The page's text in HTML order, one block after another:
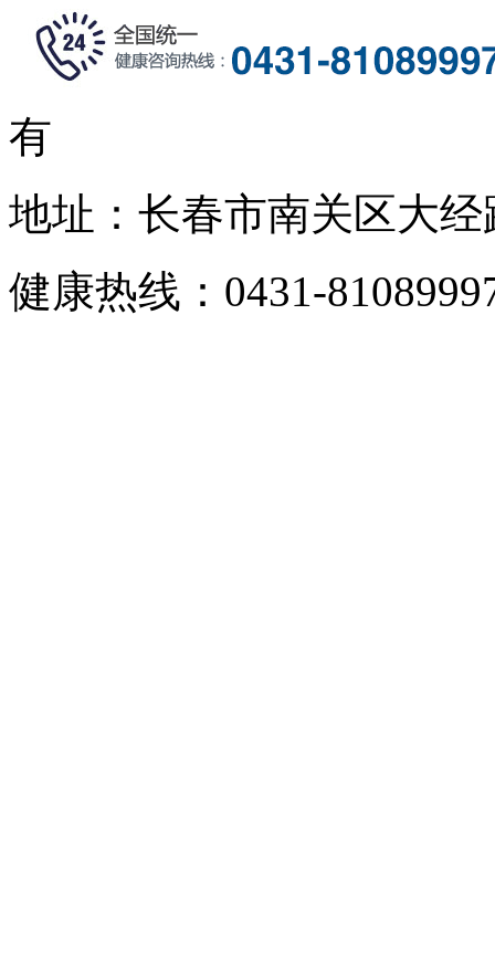
有
地址：长春市南关区大经
健康热线：0431-